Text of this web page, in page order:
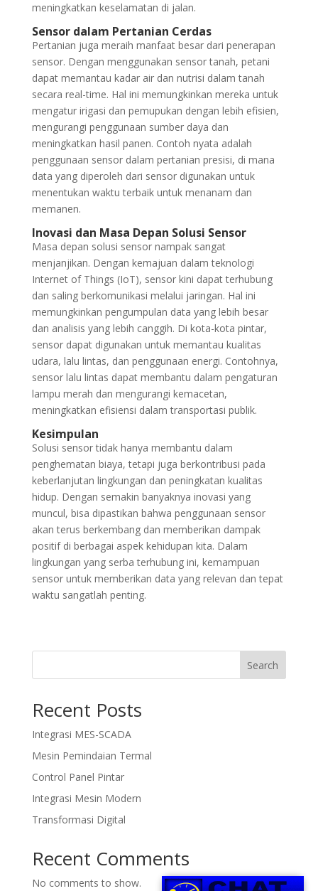
meningkatkan keselamatan di jalan.
Sensor dalam Pertanian Cerdas
Pertanian juga meraih manfaat besar dari penerapan
sensor. Dengan menggunakan sensor tanah, petani
dapat memantau kadar air dan nutrisi dalam tanah
secara real-time. Hal ini memungkinkan mereka untuk
mengatur irigasi dan pemupukan dengan lebih efisien,
mengurangi penggunaan sumber daya dan
meningkatkan hasil panen. Contoh nyata adalah
penggunaan sensor dalam pertanian presisi, di mana
data yang diperoleh dari sensor digunakan untuk
menentukan waktu terbaik untuk menanam dan
memanen.
Inovasi dan Masa Depan Solusi Sensor
Masa depan solusi sensor nampak sangat
menjanjikan. Dengan kemajuan dalam teknologi
Internet of Things (IoT), sensor kini dapat terhubung
dan saling berkomunikasi melalui jaringan. Hal ini
memungkinkan pengumpulan data yang lebih besar
dan analisis yang lebih canggih. Di kota-kota pintar,
sensor dapat digunakan untuk memantau kualitas
udara, lalu lintas, dan penggunaan energi. Contohnya,
sensor lalu lintas dapat membantu dalam pengaturan
lampu merah dan mengurangi kemacetan,
meningkatkan efisiensi dalam transportasi publik.
Kesimpulan
Solusi sensor tidak hanya membantu dalam
penghematan biaya, tetapi juga berkontribusi pada
keberlanjutan lingkungan dan peningkatan kualitas
hidup. Dengan semakin banyaknya inovasi yang
muncul, bisa dipastikan bahwa penggunaan sensor
akan terus berkembang dan memberikan dampak
positif di berbagai aspek kehidupan kita. Dalam
lingkungan yang serba terhubung ini, kemampuan
sensor untuk memberikan data yang relevan dan tepat
waktu sangatlah penting.
Search
Recent Posts
Integrasi MES-SCADA
Mesin Pemindaian Termal
Control Panel Pintar
Integrasi Mesin Modern
Transformasi Digital
Recent Comments
No comments to show.